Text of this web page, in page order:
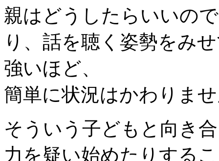
親はどうしたらいいの
り、話を聴く姿勢をみ
強いほど、
簡単に状況はかわりま
そういう子どもと向き
力を疑い始めたりする